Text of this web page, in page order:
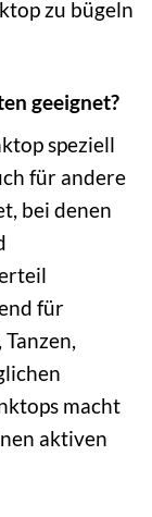
zu bügeln
geeignet?
speziell
für andere
bei denen
für
macht
aktiven